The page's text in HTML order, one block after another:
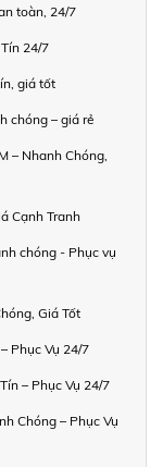
toàn, 24/7
24/7
giá tốt
chóng – giá rẻ
– Nhanh Chóng,
Cạnh Tranh
chóng - Phục vụ
Giá Tốt
Phục Vụ 24/7
– Phục Vụ 24/7
Chóng – Phục Vụ